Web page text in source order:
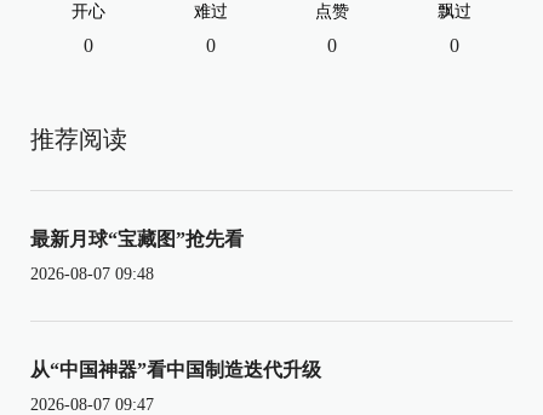
开心
0
难过
0
点赞
0
飘过
0
推荐阅读
最新月球“宝藏图”抢先看
2026-08-07 09:48
从“中国神器”看中国制造迭代升级
2026-08-07 09:47